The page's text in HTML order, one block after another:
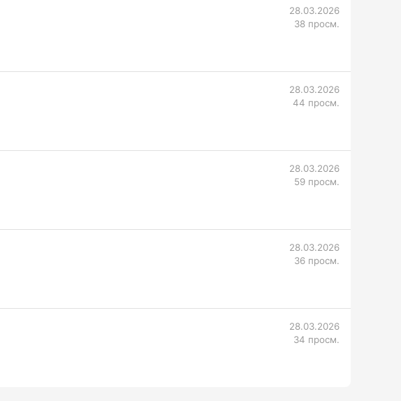
28.03.2026
38 просм.
28.03.2026
44 просм.
28.03.2026
59 просм.
28.03.2026
36 просм.
28.03.2026
34 просм.